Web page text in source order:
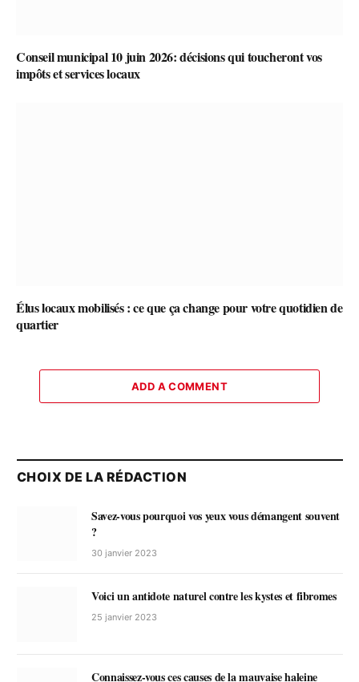
Conseil municipal 10 juin 2026: décisions qui toucheront vos
impôts et services locaux
Élus locaux mobilisés : ce que ça change pour votre quotidien de
quartier
ADD A COMMENT
CHOIX DE LA RÉDACTION
Savez-vous pourquoi vos yeux vous démangent souvent
?
30 janvier 2023
Voici un antidote naturel contre les kystes et fibromes
25 janvier 2023
Connaissez-vous ces causes de la mauvaise haleine